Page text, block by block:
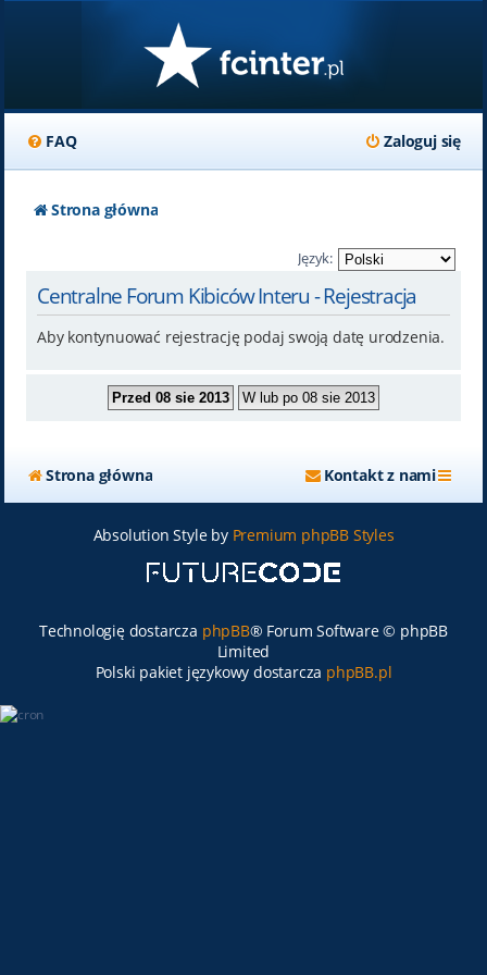
FAQ Zaloguj się
Strona główna
Język:
Centralne Forum Kibiców Interu - Rejestracja
Aby kontynuować rejestrację podaj swoją datę urodzenia.
Strona główna Kontakt z nami
Absolution Style by Premium phpBB Styles
Technologię dostarcza phpBB® Forum Software © phpBB
Limited
Polski pakiet językowy dostarcza phpBB.pl